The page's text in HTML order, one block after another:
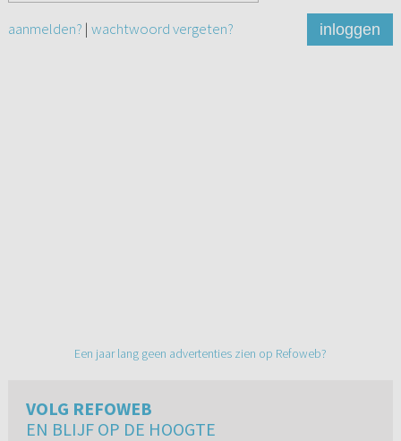
aanmelden? | wachtwoord vergeten? inloggen
Een jaar lang geen advertenties zien op Refoweb?
VOLG REFOWEB
EN BLIJF OP DE HOOGTE